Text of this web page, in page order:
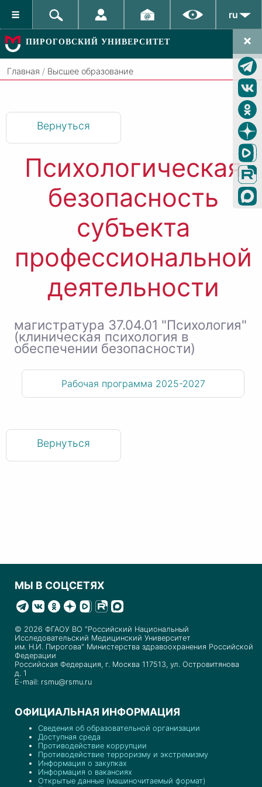
ru
ПИРОГОВСКИЙ УНИВЕРСИТЕТ
Главная / Высшее образование
Вернуться
Психологическая
безопасность
субъекта
профессиональной
деятельности
магистратура 37.04.01 "Психология"
(клиническая психология в
обеспечении безопасности)
Рабочая программа 2025-2027
Вернуться
МЫ В СОЦСЕТЯХ
© 2026 ФГАОУ ВО "Российский Национальный
Исследовательский Медицинский Университет
им. Н.И. Пирогова" Министерства здравоохранения Российской
Федерации
Российская Федерация, г. Москва 117513, ул. Островитянова
д. 1
E-mail: rsmu@rsmu.ru
ОФИЦИАЛЬНАЯ ИНФОРМАЦИЯ
Сведения об образовательной организации
Доступная среда
Противодействие коррупции
Противодействие терроризму и экстремизму
Информация о закупках
Информация о вакансиях
Открытые данные (машиночитаемый формат)